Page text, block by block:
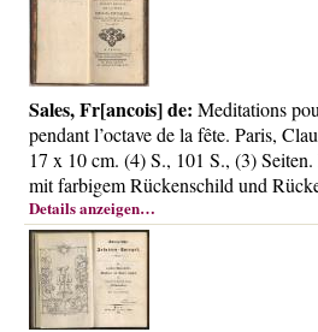
Versandkosten
AGB
Widerrufsrecht
Datenschutz
Sales, Fr[ancois] de: Meditations
pendant l’octave de la fête. Paris,
17 x 10 cm. (4) S., 101 S., (3)
mit farbigem Rückenschild und
Details anzeigen…